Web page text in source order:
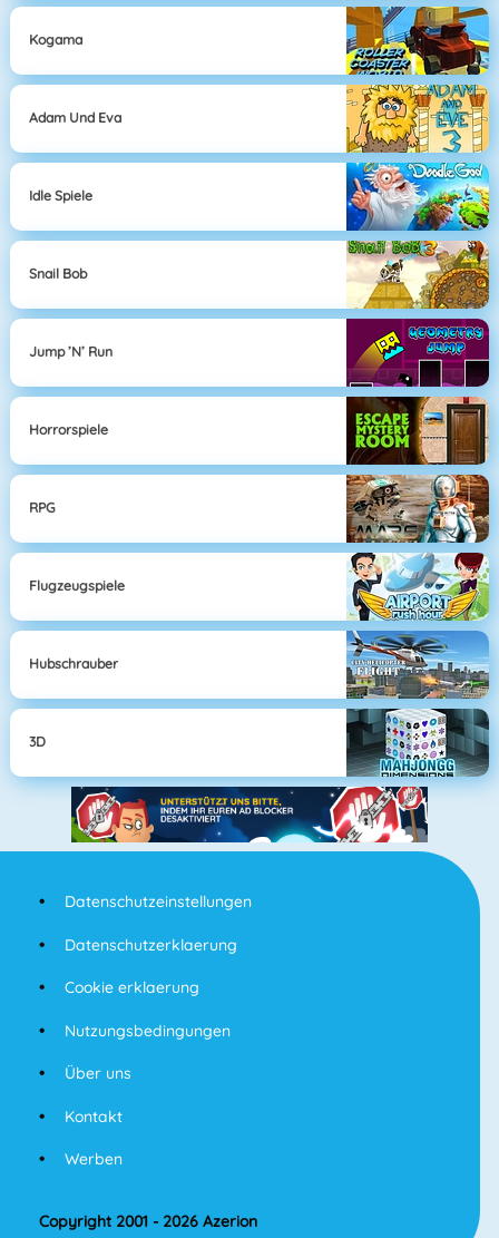
Kogama
Adam Und Eva
Idle Spiele
Snail Bob
Jump ’n’ Run
Horrorspiele
RPG
Flugzeugspiele
Hubschrauber
3D
Datenschutzeinstellungen
Datenschutzerklaerung
Cookie erklaerung
Nutzungsbedingungen
Über uns
Kontakt
Werben
Copyright 2001 - 2026 Azerion